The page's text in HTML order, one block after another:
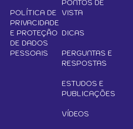
POLÍTICA DE
PRIVACIDADE
E PROTEÇÃO
DE DADOS
PESSOAIS
PONTOS DE
VISTA
DICAS
PERGUNTAS E
RESPOSTAS
ESTUDOS E
PUBLICAÇÕES
VÍDEOS